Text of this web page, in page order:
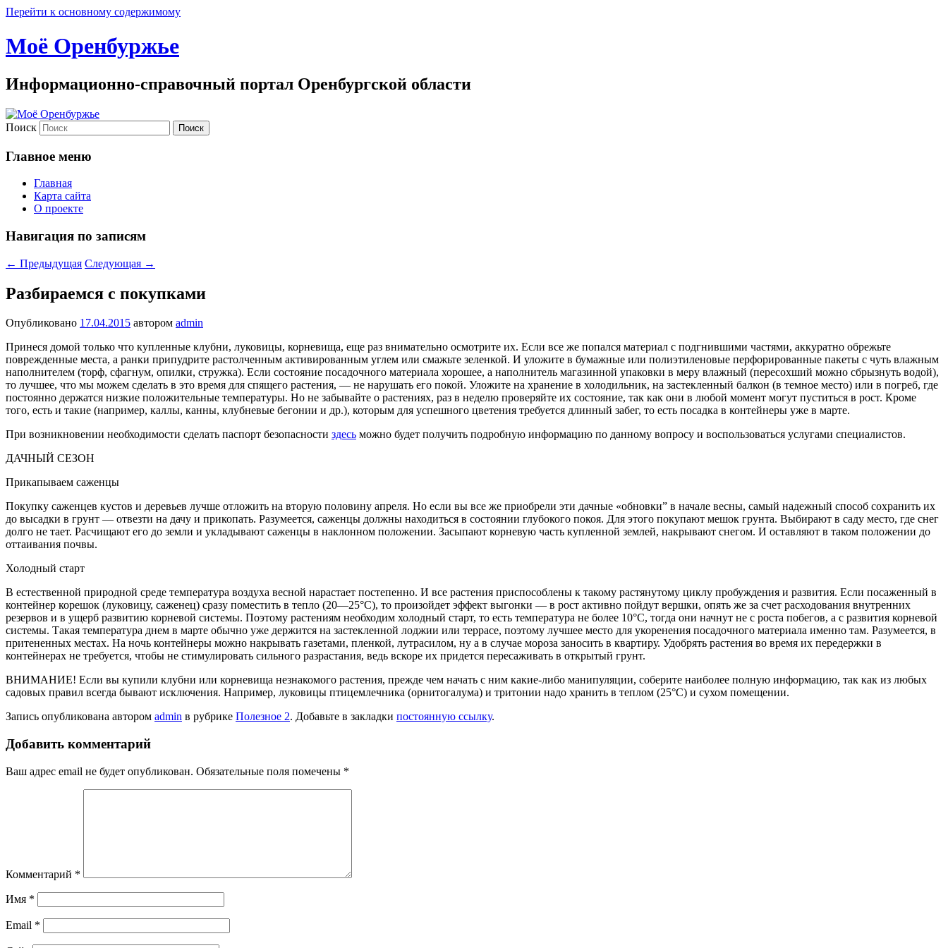
Перейти к основному содержимому
Моё Оренбуржье
Информационно-справочный портал Оренбургской области
Поиск
Главное меню
Главная
Карта сайта
О проекте
Навигация по записям
← Предыдущая Следующая →
Разбираемся с покупками
Опубликовано 17.04.2015 автором admin
Принеся домой только что купленные клубни, луковицы, корневища, еще раз внимательно осмотрите их. Если все же попался материал с подгнившими частями, аккуратно обрежьте
поврежденные места, а ранки припудрите растолченным активированным углем или смажьте зеленкой. И уложите в бумажные или полиэтиленовые перфорированные пакеты с чуть влажным
наполнителем (торф, сфагнум, опилки, стружка). Если состояние посадочного материала хорошее, а наполнитель магазин­ной упаковки в меру влажный (пересохший можно сбрызнуть водой),
то лучшее, что мы можем сделать в это время для спящего растения, — не нарушать его покой. Уложите на хранение в холодильник, на застекленный балкон (в темное место) или в погреб, где
по­стоянно держатся низкие положительные тем­пературы. Но не забывайте о растениях, раз в неделю проверяйте их состояние, так как они в любой момент могут пуститься в рост. Кроме
того, есть и такие (например, каллы, канны, клубневые бегонии и др.), которым для успешного цветения требуется длинный забег, то есть посадка в контейнеры уже в марте.
При возникновении необходимости сделать паспорт безопасности здесь можно будет получить подробную информацию по данному вопросу и воспользоваться услугами специалистов.
ДАЧНЫЙ СЕЗОН
Прикапываем саженцы
Покупку саженцев кустов и деревьев лучше отложить на вторую по­ловину апреля. Но если вы все же приобрели эти дачные «обновки” в начале весны, самый надежный способ сохранить их
до высадки в грунт — отвезти на дачу и прикопать. Разумеется, саженцы должны находиться в состоянии глубокого покоя. Для этого покупают мешок грунта. Выбирают в саду место, где снег
долго не тает. Расчищают его до земли и укладывают саженцы в наклонном положении. Засы­пают корневую часть купленной землей, накрывают снегом. И остав­ляют в таком положении до
оттаивания почвы.
Холодный старт
В естественной природной среде температура воздуха весной нарас­тает постепенно. И все растения приспособлены к такому растянутому циклу пробуждения и развития. Если посаженный в
контейнер коре­шок (луковицу, саженец) сразу поместить в тепло (20—25°С), то про­изойдет эффект выгонки — в рост активно пойдут вершки, опять же за счет расходования внутренних
резервов и в ущерб развитию корневой системы. Поэтому растениям необходим холодный старт, то есть температура не более 10°С, тогда они начнут не с роста побе­гов, а с развития корневой
системы. Такая температура днем в марте обычно уже держится на застекленной лоджии или террасе, поэтому лучшее место для укоренения посадочного материала именно там. Разумеется, в
притененных местах. На ночь контейнеры можно накры­вать газетами, пленкой, лутрасилом, ну а в случае мороза заносить в квартиру. Удобрять растения во время их передержки в
контейнерах не требуется, чтобы не стимулировать сильного разрастания, ведь вскоре их придется пересаживать в открытый грунт.
ВНИМАНИЕ! Если вы купили клубни или корневища незнакомого растения, прежде чем начать с ним какие-либо ма­нипуляции, соберите наиболее полную информацию, так как из любых
садовых правил всегда бывают исключения. Например, луковицы птицемлечника (орнитогалума) и тритонии надо хранить в теплом (25°С) и сухом помещении.
Запись опубликована автором admin в рубрике Полезное 2. Добавьте в закладки постоянную ссылку.
Добавить комментарий
Ваш адрес email не будет опубликован. Обязательные поля помечены *
Комментарий *
Имя *
Email *